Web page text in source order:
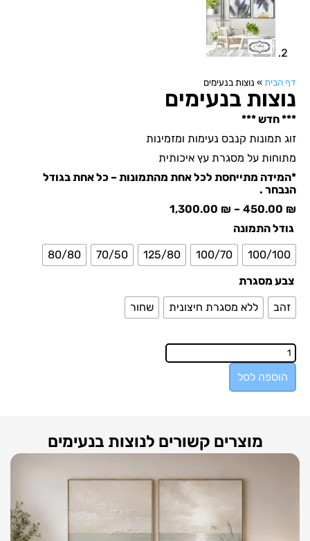
דף הבית » נוצות בנעימים
נוצות בנעימים
*** חדש ***
זוג תמונות קנבס נעימות ומזמינות
מתוחות על מסגרת עץ איכותית
*המידה מתייחסת לכל אחת מהתמונות – כל אחת בגודל
הנבחר .
450.00 ₪
–
1,300.00 ₪
גודל התמונה
100/100
100/70
125/80
70/50
80/80
צבע מסגרת
זהב
ללא מסגרת חיצונית שחור
הוספה לסל
מוצרים קשורים לנוצות בנעימים